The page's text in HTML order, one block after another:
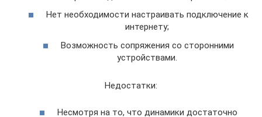
Нет необходимости настраивать подключение к
интернету;
Возможность сопряжения со сторонними
устройствами.
Недостатки:
Несмотря на то, что динамики достаточно